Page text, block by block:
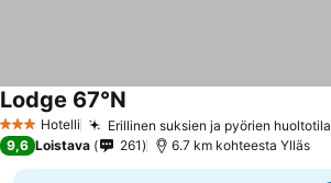
3 Tähtiluokitus
Hotelli Erillinen suksien ja pyörien huoltotila
Lodge 67°N
9,6 Loistava 261 6.7 km kohteesta Ylläs